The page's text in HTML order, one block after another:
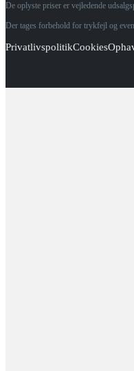
De oplyste priser er vejledende
Der tages forbehold for trykfejl og
PrivatlivspolitikCookies